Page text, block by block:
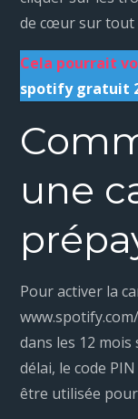
de cœur sur tout
Cela pourrait
spotify gratuit
une
Pour activer la
dans les 12 mois
délai, le code
être utilisée